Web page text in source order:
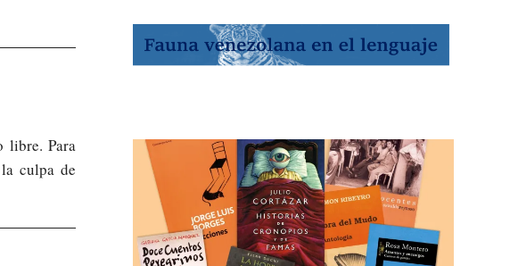
libre. Para
culpa de